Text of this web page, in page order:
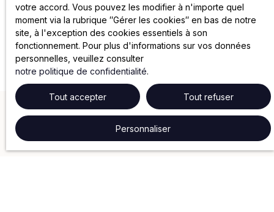
votre accord. Vous pouvez les modifier à n'importe quel
moment via la rubrique ″Gérer les cookies″ en bas de notre
site, à l'exception des cookies essentiels à son
fonctionnement. Pour plus d'informations sur vos données
personnelles, veuillez consulter
notre politique de confidentialité.
Tout accepter Tout refuser
Personnaliser